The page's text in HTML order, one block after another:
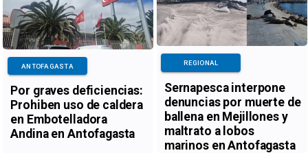
Por graves deficiencias:
Prohiben uso de caldera
en Embotelladora
Andina en Antofagasta
ANTOFAGASTA
Sernapesca interpone
denuncias por muerte de
ballena en Mejillones y
maltrato a lobos
marinos en Antofagasta
REGIONAL